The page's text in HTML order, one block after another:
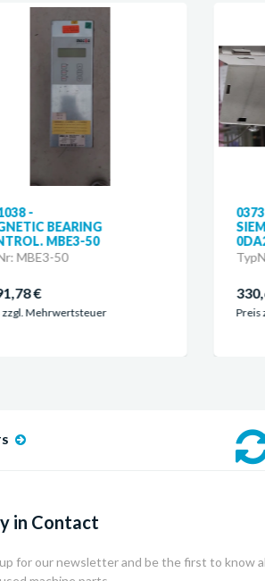
SIEMENS 6SN1123-1AA00-
0DA2
TypNr: 6SN1123-1AA00-0DA2
Preis zzgl. Mehrwertsteuer
in Contact
for our newsletter and be the first to know